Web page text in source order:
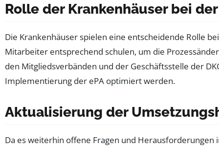
Rolle der Krankenhäuser bei
Die Krankenhäuser spielen eine entscheidende Rolle
Mitarbeiter entsprechend schulen, um die
den Mitgliedsverbänden und der Geschäftsstelle der
Implementierung der ePA optimiert werden.
Aktualisierung der
Da es weiterhin offene Fragen und